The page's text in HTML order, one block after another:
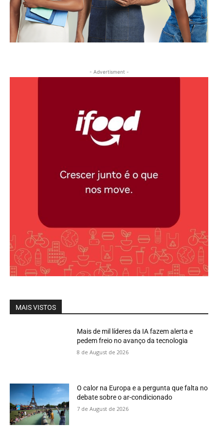
- Advertisment -
MAIS VISTOS
Mais de mil líderes da IA fazem alerta e
pedem freio no avanço da tecnologia
8 de August de 2026
O calor na Europa e a pergunta que falta no
debate sobre o ar-condicionado
7 de August de 2026